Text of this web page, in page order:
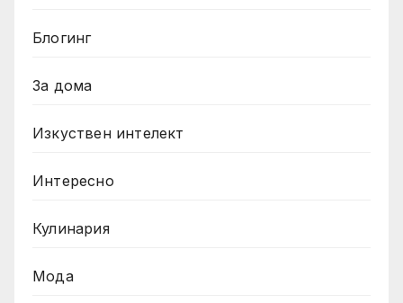
Блогинг
За дома
Изкуствен интелект
Интересно
Кулинария
Мода